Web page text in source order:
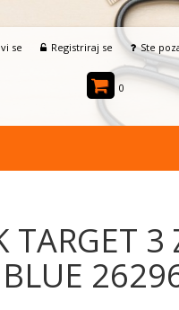
se Registriraj se Ste
0
TARGET 3